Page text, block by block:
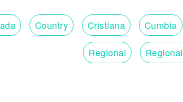
Country Cristiana Cumbia
Regional